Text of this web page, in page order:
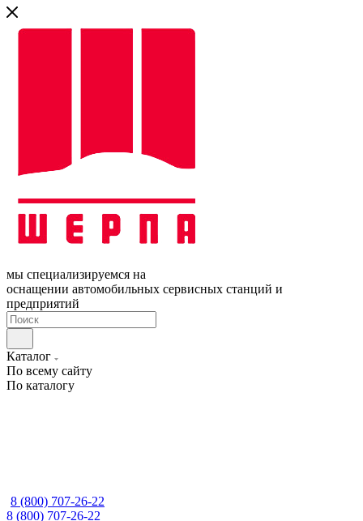
мы специализируемся на
оснащении автомобильных сервисных станций и
предприятий
Каталог
По всему сайту
По каталогу
8 (800) 707-26-22
8 (800) 707-26-22